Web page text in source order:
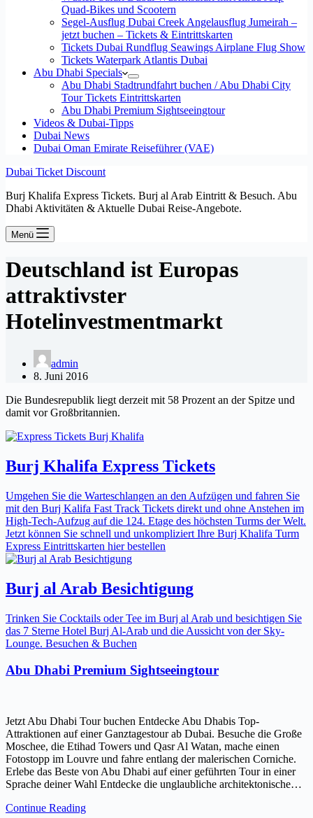
Quad-Bikes und Scootern
Segel-Ausflug Dubai Creek Angelausflug Jumeirah –
jetzt buchen – Tickets & Eintrittskarten
Tickets Dubai Rundflug Seawings Airplane Flug Show
Tickets Waterpark Atlantis Dubai
Abu Dhabi Specials
Abu Dhabi Stadtrundfahrt buchen / Abu Dhabi City
Tour Tickets Eintrittskarten
Abu Dhabi Premium Sightseeingtour
Videos & Dubai-Tipps
Dubai News
Dubai Oman Emirate Reiseführer (VAE)
Dubai Ticket Discount
Burj Khalifa Express Tickets. Burj al Arab Eintritt & Besuch. Abu
Dhabi Aktivitäten & Aktuelle Dubai Reise-Angebote.
Menü
Deutschland ist Europas
attraktivster
Hotelinvestmentmarkt
admin
8. Juni 2016
Die Bundesrepublik liegt derzeit mit 58 Prozent an der Spitze und
damit vor Großbritannien.
Burj Khalifa Express Tickets
Umgehen Sie die Warteschlangen an den Aufzügen und fahren Sie
mit den Burj Kalifa Fast Track Tickets direkt und ohne Anstehen im
High-Tech-Aufzug auf die 124. Etage des höchsten Turms der Welt.
Jetzt können Sie schnell und unkompliziert Ihre Burj Khalifa Turm
Express Eintrittskarten hier bestellen
Burj al Arab Besichtigung
Trinken Sie Cocktails oder Tee im Burj al Arab und besichtigen Sie
das 7 Sterne Hotel Burj Al-Arab und die Aussicht von der Sky-
Lounge. Besuchen & Buchen
Abu Dhabi Premium Sightseeingtour
Jetzt Abu Dhabi Tour buchen Entdecke Abu Dhabis Top-
Attraktionen auf einer Ganztagestour ab Dubai. Besuche die Große
Moschee, die Etihad Towers und Qasr Al Watan, mache einen
Fotostopp im Louvre und fahre entlang der malerischen Corniche.
Erlebe das Beste von Abu Dhabi auf einer geführten Tour in einer
Sprache deiner Wahl Entdecke die unglaubliche architektonische…
Continue Reading